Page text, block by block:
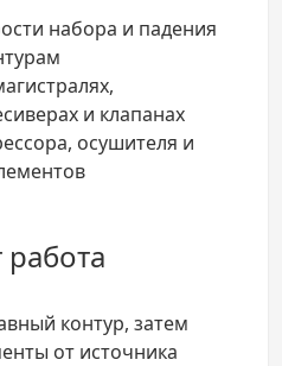
набора и падения
и клапанах
осушителя и
контур, затем
от источника